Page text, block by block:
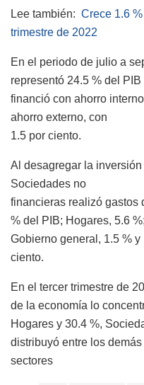
Lee también: Crece 1.6
trimestre de 2022
En el periodo de julio a
representó 24.5 % del PIB
financió con ahorro
ahorro externo, con
1.5 por ciento.
Al desagregar la
Sociedades no
financieras realizó gastos
% del PIB; Hogares, 5.6 %;
Gobierno general, 1.5 %
ciento.
En el tercer trimestre de
de la economía lo
Hogares y 30.4 %,
distribuyó entre los demás
sectores